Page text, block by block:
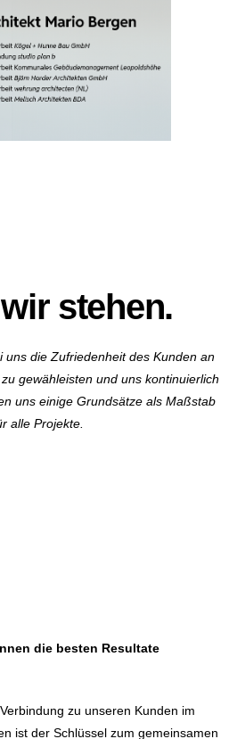
stehen.
uns die Zufriedenheit des Kunden an
gewähleisten und uns kontinuierlich
uns einige Grundsätze als Maßstab
alle Projekte.
die besten Resultate
zu unseren Kunden im
ist der Schlüssel zum gemeinsamen